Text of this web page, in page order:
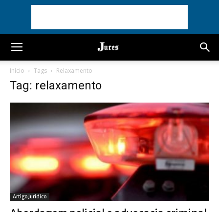
Início Tags Relaxamento
Tag: relaxamento
Artigo Jurídico